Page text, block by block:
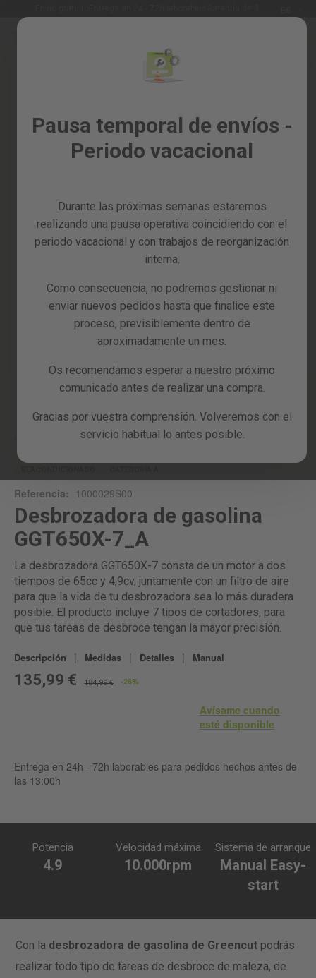
Pausa temporal de envíos -
Periodo vacacional
Durante las próximas semanas estaremos
realizando una pausa operativa coincidiendo con el
periodo vacacional y con trabajos de reorganización
interna.
Como consecuencia, no podremos gestionar ni
enviar nuevos pedidos hasta que finalice este
proceso, previsiblemente dentro de
aproximadamente un mes.
Os recomendamos esperar a nuestro próximo
comunicado antes de realizar una compra.
Gracias por vuestra comprensión. Volveremos con el
servicio habitual lo antes posible.
productos
Bricolaje
Recambios
Reacondicionados
images
gallery
GGT650X-7_A
Referencia: 1000029S00
Desbrozadora de gasolina
GGT650X-7_A
La desbrozadora GGT650X-7 consta de un motor a dos
tiempos de 65cc y 4,9cv, juntamente con un filtro de aire
para que la vida de tu desbrozadora sea lo más duradera
posible. El producto incluye 7 tipos de cortadores, para
que tus tareas de desbroce tengan la mayor precisión.
Descripción | Medidas | Detalles | Manual
135,99 € 184,99 € -26%
Avísame cuando
esté disponible
Entrega en 24h - 72h laborables para pedidos hechos antes de
las 13:00h
4.9
Potencia
10.000rpm
Velocidad máxima
Manual Easy-
start
Sistema de arranque
Con la desbrozadora de gasolina de Greencut podrás
realizar todo tipo de tareas de desbroce de maleza, de